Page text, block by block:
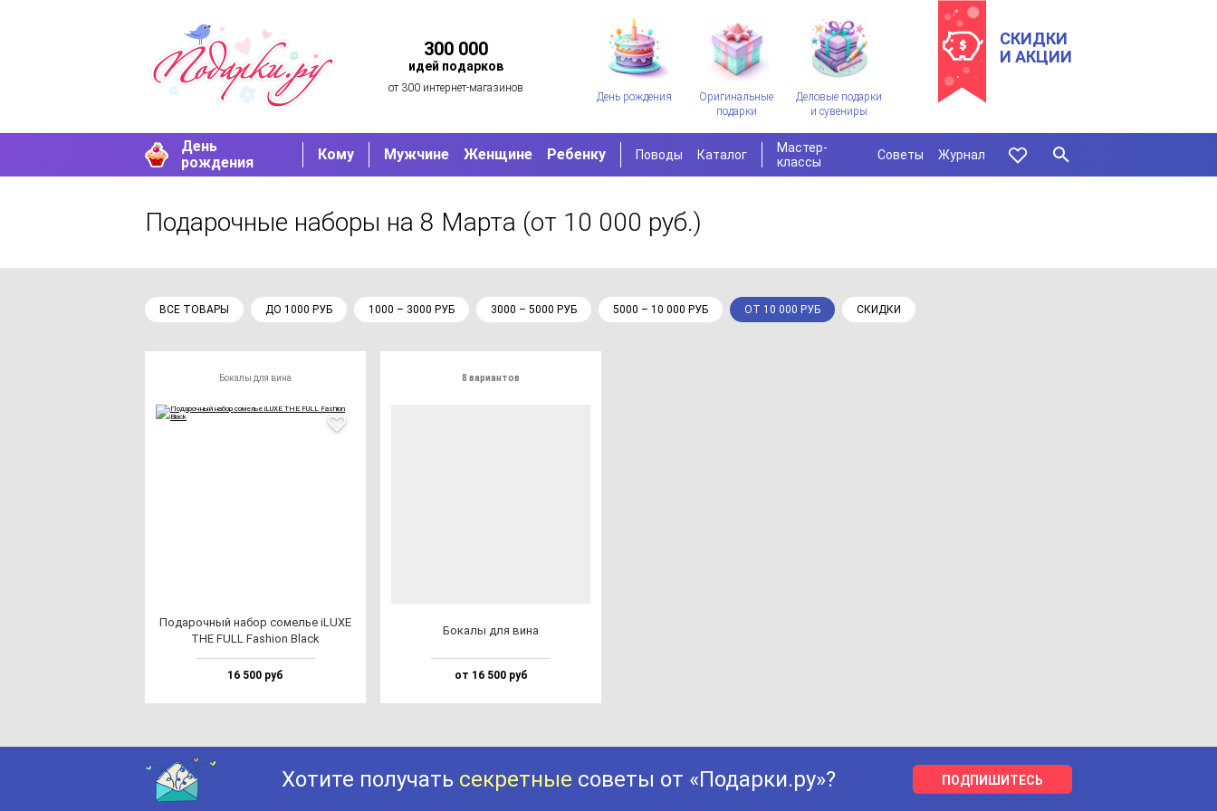
300 000
идей подарков
от 300 интернет-магазинов
День рождения
Оригинальные
подарки
Деловые подарки
и сувениры
СКИДКИ
И АКЦИИ
День
рождения
Кому Мужчине Женщине Ребенку Поводы Каталог
Мастер-
классы
Советы Журнал
Подарочные наборы на 8 Марта (от 10 000 руб.)
ВСЕ ТОВАРЫ ДО 1000 РУБ 1000 – 3000 РУБ 3000 – 5000 РУБ 5000 – 10 000 РУБ ОТ 10 000 РУБ СКИДКИ
Бокалы для вина
Пода­роч­ный на­бор со­мелье iLUXE
THE FULL Fas­hi­on Black
16 500 руб
8 вариантов
Бока­лы для ви­на
от 16 500 руб
Хотите получать секретные советы от «Подарки.ру»? ПОДПИШИТЕСЬ